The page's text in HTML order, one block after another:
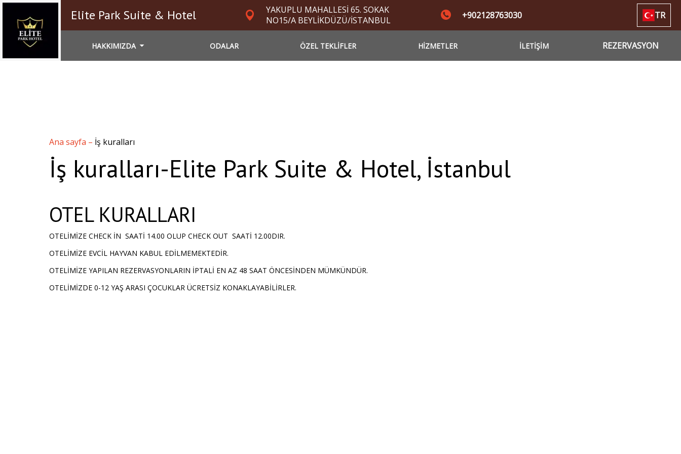
Elite Park Suite & Hotel
YAKUPLU MAHALLESİ 65. SOKAK
NO15/A BEYLİKDÜZÜ/İSTANBUL
+902128763030 TR
HAKKIMIZDA ODALAR ÖZEL TEKLİFLER HİZMETLER İLETİŞİM REZERVASYON
Ana sayfa – İş kuralları
İş kuralları-Elite Park Suite & Hotel, İstanbul
OTEL KURALLARI
OTELİMİZE CHECK İN SAATİ 14.00 OLUP CHECK OUT SAATİ 12.00DIR.
OTELİMİZE EVCİL HAYVAN KABUL EDİLMEMEKTEDİR.
OTELİMİZE YAPILAN REZERVASYONLARIN İPTALİ EN AZ 48 SAAT ÖNCESİNDEN MÜMKÜNDÜR.
OTELİMİZDE 0-12 YAŞ ARASI ÇOCUKLAR ÜCRETSİZ KONAKLAYABİLİRLER.